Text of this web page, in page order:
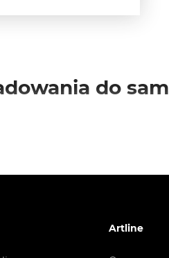
do
Artline